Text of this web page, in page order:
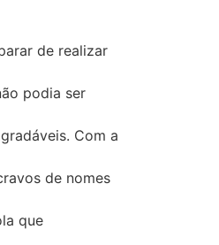
de realizar
podia ser
Com a
de nomes
que